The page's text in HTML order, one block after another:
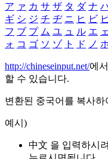
ア ァ カ サ ザ タ ダ ナ
ギ シ ジ チ ヂ ニ ヒ ビ
フ ブ プ ム ユ ュ ル エ ェ
ォ コ ゴ ソ ゾ ト ド ノ
http://chineseinput.net/에
할 수 있습니다.
변환된 중국어를 복사
예시)
中文 을 입력하시